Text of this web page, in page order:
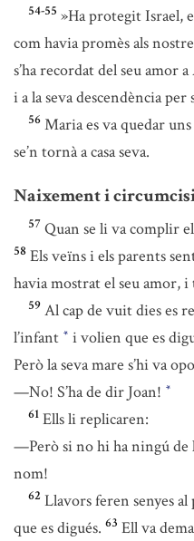
54-55 »Ha protegit Israel,
com havia promès als
s’ha recordat del seu amor
i a la seva descendència per
56 Maria es va quedar
se’n tornà a casa seva.
Naixement i
57 Quan se li va complir
58 Els veïns i els parents
havia mostrat el seu amor,
59 Al cap de vuit dies es
l’infant * i volien que es
Però la seva mare s’hi va
—No! S’ha de dir Joan! *
61 Ells li replicaren:
—Però si no hi ha ningú de
nom!
62 Llavors feren senyes
que es digués. 63 Ell va